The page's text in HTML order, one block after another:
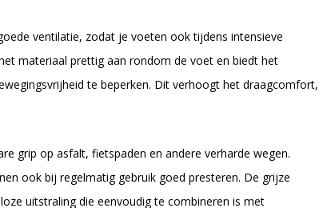
ventilatie, zodat je voeten ook tijdens intensieve
materiaal prettig aan rondom de voet en biedt het
te beperken. Dit verhoogt het draagcomfort,
grip op asfalt, fietspaden en andere verharde wegen.
ook bij regelmatig gebruik goed presteren. De grijze
uitstraling die eenvoudig te combineren is met